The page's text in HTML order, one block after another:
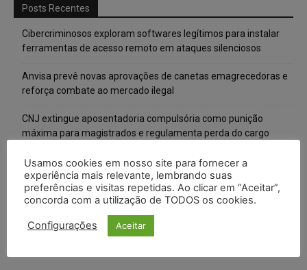
Posts Recentes
Cibercriminosos exploram softwares legítimos para instalar
ferramentas de acesso remoto em ataques silenciosos
Anvisa prevê novas aprovações de canetas emagrecedoras e
reforça combate ao mercado ilegal
CNJ extingue aposentadoria compulsória como punição
máxima para magistrados e regulamenta perda do cargo
Justiça de SP rejeita ação da família de Alexandre de Moraes
contra senador Alessandro Vieira
Conselho Nacional de Justiça determina afastamento da juíza
Gabriela Hardt por dois anos
Usamos cookies em nosso site para fornecer a
experiência mais relevante, lembrando suas
preferências e visitas repetidas. Ao clicar em “Aceitar”,
concorda com a utilização de TODOS os cookies.
Configurações Aceitar